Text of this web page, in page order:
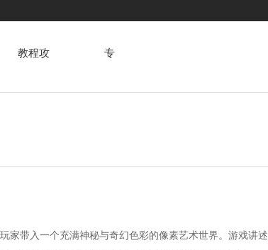
教程攻 专
家带入一个充满神秘与奇幻色彩的像素艺术世界。游戏讲